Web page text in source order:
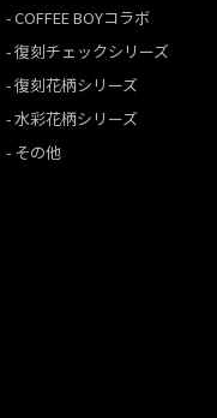
COFFEE BOYコラボ
復刻チェックシリーズ
復刻花柄シリーズ
水彩花柄シリーズ
その他